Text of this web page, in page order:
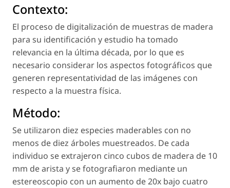
Contexto:
El proceso de digitalización de muestras de madera
para su identificación y estudio ha tomado
relevancia en la última década, por lo que es
necesario considerar los aspectos fotográficos que
generen representatividad de las imágenes con
respecto a la muestra física.
Método:
Se utilizaron diez especies maderables con no
menos de diez árboles muestreados. De cada
individuo se extrajeron cinco cubos de madera de 10
mm de arista y se fotografiaron mediante un
estereoscopio con un aumento de 20x bajo cuatro